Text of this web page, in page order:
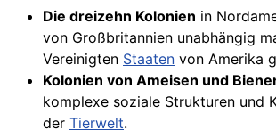
Die dreizehn Kolonien in
von Großbritannien unabhängig
Vereinigten Staaten von Amerika
Kolonien von Ameisen und
komplexe soziale Strukturen und
der Tierwelt.